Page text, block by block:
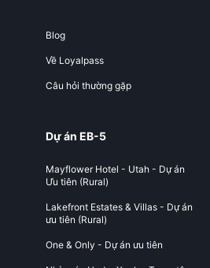
Blog
Về Loyalpass
Câu hỏi thường gặp
Dự án EB-5
Mayflower Hotel - Utah - Dự án
Ưu tiên (Rural)
Lakefront Estates & Villas - Dự án
ưu tiên (Rural)
One & Only - Dự án ưu tiên